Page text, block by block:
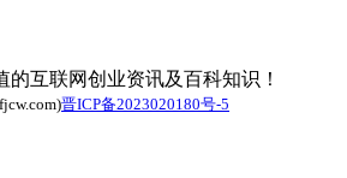
互联网创业资讯及百科知识！
晋ICP备2023020180号-5